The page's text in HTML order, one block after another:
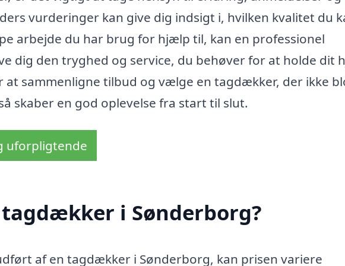
vurderinger kan give dig indsigt i, hvilken kvalitet du
arbejde du har brug for hjælp til, kan en professionel
dig den tryghed og service, du behøver for at holde dit
at sammenligne tilbud og vælge en tagdækker, der ikke
skaber en god oplevelse fra start til slut.
uforpligtende
i Sønderborg?
af en tagdækker i Sønderborg, kan prisen variere